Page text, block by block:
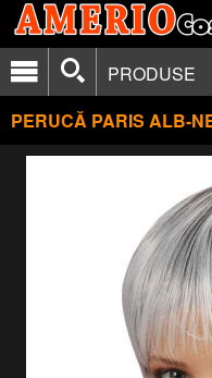
PRODUSE
PERUCĂ PARIS ALB-